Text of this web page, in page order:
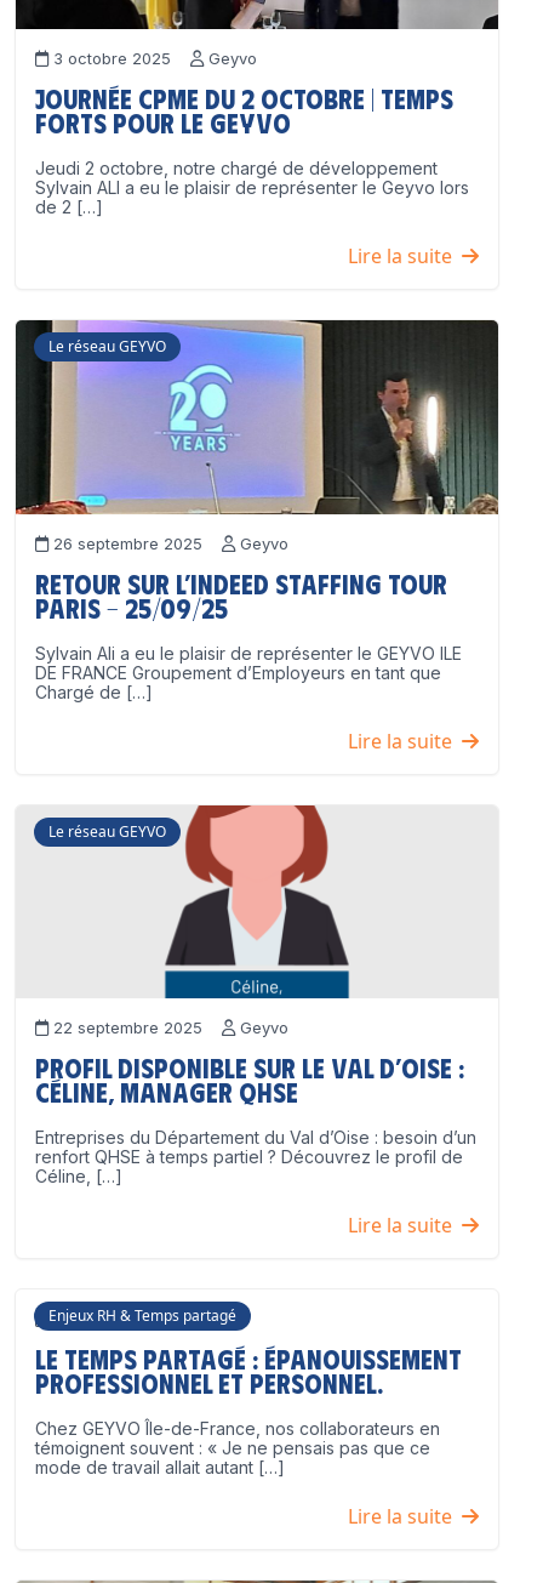
3 octobre 2025 Geyvo
Journée CPME du 2 octobre | Temps
forts pour le GEYVO
Jeudi 2 octobre, notre chargé de développement
Sylvain ALI a eu le plaisir de représenter le Geyvo lors
de 2 […]
Lire la suite
Le réseau GEYVO
26 septembre 2025 Geyvo
Retour sur l’Indeed Staffing Tour
Paris – 25/09/25
Sylvain Ali a eu le plaisir de représenter le GEYVO ILE
DE FRANCE Groupement d’Employeurs en tant que
Chargé de […]
Lire la suite
Le réseau GEYVO
22 septembre 2025 Geyvo
Profil disponible sur le Val d’Oise :
Céline, Manager QHSE
Entreprises du Département du Val d’Oise : besoin d’un
renfort QHSE à temps partiel ? Découvrez le profil de
Céline, […]
Lire la suite
Enjeux RH & Temps partagé
17 juillet 2025 Geyvo
Le temps partagé : épanouissement
professionnel ET personnel.
Chez GEYVO Île-de-France, nos collaborateurs en
témoignent souvent : « Je ne pensais pas que ce
mode de travail allait autant […]
Lire la suite